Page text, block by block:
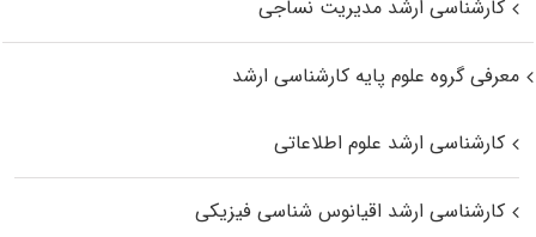
کارشناسی ارشد مدیریت نساجی
معرفی گروه علوم پایه کارشناسی ارشد
کارشناسی ارشد علوم اطلاعاتی
کارشناسی ارشد اقیانوس‌ شناسی فیزیکی